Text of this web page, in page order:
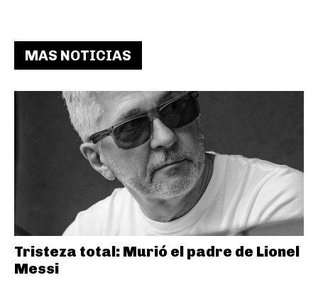
MAS NOTICIAS
Tristeza total: Murió el padre de Lionel
Messi